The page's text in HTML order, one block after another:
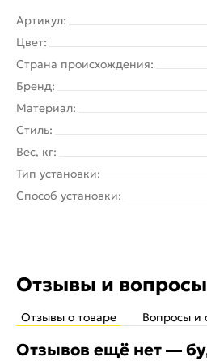
Артикул:
Цвет:
Страна происхождения:
Бренд:
Материал:
Стиль:
Вес, кг:
Тип установки:
Способ установки:
Отзывы и вопросы
Отзывы о товаре Вопросы и
Отзывов ещё нет —